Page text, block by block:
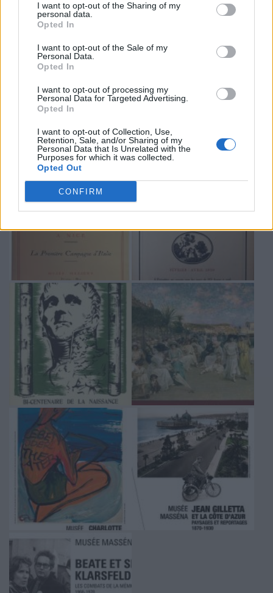
I want to opt-out of the Sharing of my
personal data.
Opted In
I want to opt-out of the Sale of my
Personal Data.
Opted In
I want to opt-out of processing my
Personal Data for Targeted Advertising.
Opted In
I want to opt-out of Collection, Use,
Retention, Sale, and/or Sharing of my
Personal Data that Is Unrelated with the
Purposes for which it was collected.
Opted Out
CONFIRM